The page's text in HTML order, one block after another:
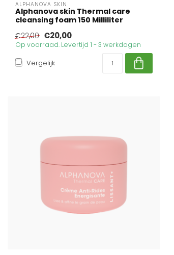
ALPHANOVA SKIN
Alphanova skin Thermal care
cleansing foam 150 Milliliter
€22,00 €20,00
Op voorraad. Levertijd 1 - 3 werkdagen
Vergelijk